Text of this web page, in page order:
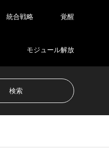
統合戦略 覚醒
モジュール解放